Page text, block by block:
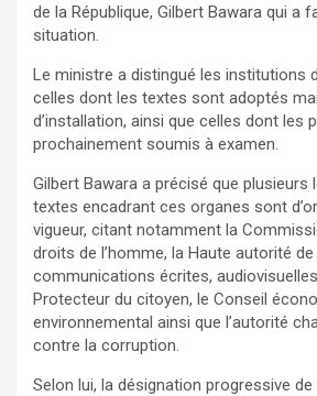
de la République, Gilbert Bawara qui a
situation.
Le ministre a distingué les institutions
celles dont les textes sont adoptés
d’installation, ainsi que celles dont les
prochainement soumis à examen.
Gilbert Bawara a précisé que plusieurs
textes encadrant ces organes sont
vigueur, citant notamment la
droits de l’homme, la Haute autorité
communications écrites,
Protecteur du citoyen, le Conseil
environnemental ainsi que l’autorité
contre la corruption.
Selon lui, la désignation progressive